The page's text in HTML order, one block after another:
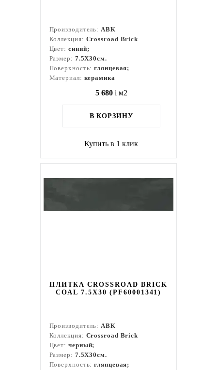
Производитель:ABK
Коллекция: Crossroad Brick
Цвет: синий;
Размер: 7.5X30см.
Поверхность:глянцевая;
Материал: керамика
5 680 i м2
В КОРЗИНУ
Купить в 1 клик
ПЛИТКА CROSSROAD BRICK
COAL 7.5X30 (PF60001341)
Производитель:ABK
Коллекция: Crossroad Brick
Цвет: черный;
Размер: 7.5X30см.
Поверхность:глянцевая;